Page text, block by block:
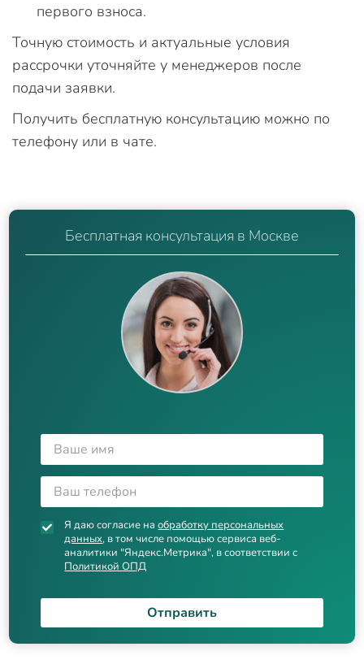
первого взноса.
Точную стоимость и актуальные условия
рассрочки уточняйте у менеджеров после
подачи заявки.
Получить бесплатную консультацию можно по
телефону или в чате.
Бесплатная консультация в Москве
Я даю согласие наобработку персональных
данных, в том числе помощью сервиса веб-
аналитики "Яндекс.Метрика", в соответствии с
Политикой ОПД
Отправить